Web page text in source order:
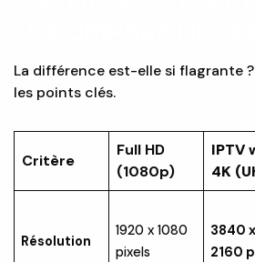
La différence est-elle si flagrante
les points clés.
Critère
Full HD
(1080p)
IPTV
4K
Résolution
1920 x 1080
pixels
3840 x
2160